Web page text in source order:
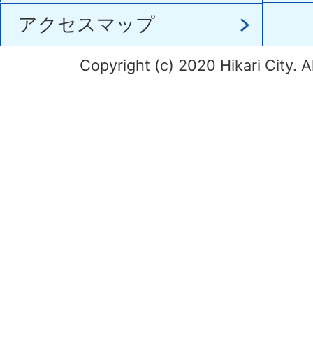
アクセスマップ
Copyright (c) 2020 Hikari City.